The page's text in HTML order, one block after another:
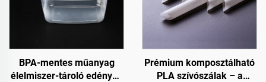
BPA-mentes műanyag
élelmiszer-tároló edények
Prémium komposztálható
PLA szívószálak – a